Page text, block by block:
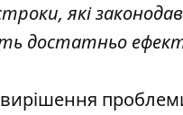
які
достатньо